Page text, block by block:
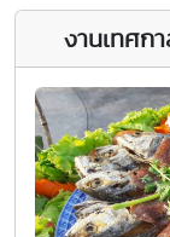
งานเทศก